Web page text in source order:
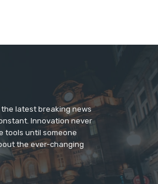
latest breaking news
Innovation never
tools until someone
the ever-changing